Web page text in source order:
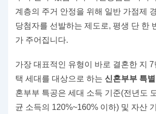
계층의 주거 안정을 위해 일반 가점제
당첨자를 선발하는 제도로, 평생 단 한
가 주어집니다.
가장 대표적인 유형이 바로 결혼한 지
택 세대를 대상으로 하는신혼부부 특
혼부부 특공은 세대 소득 기준(전년도
균 소득의 120%~160% 이하) 및 자산